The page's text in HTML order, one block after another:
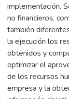
implementación.
no financieros,
también
la ejecución los
obtenidos y
optimizar el
de los recursos
empresa y la